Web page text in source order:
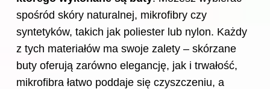
spośród skóry naturalnej, mikrofibry czy
syntetyków, takich jak poliester lub nylon. Każdy
z tych materiałów ma swoje zalety – skórzane
buty oferują zarówno elegancję, jak i trwałość,
mikrofibra łatwo poddaje się czyszczeniu, a